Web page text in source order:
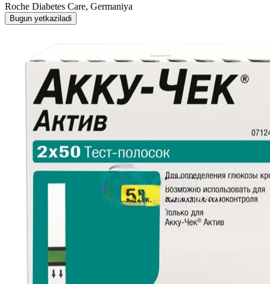
Roche Diabetes Care, Germaniya
Bugun yetkaziladi